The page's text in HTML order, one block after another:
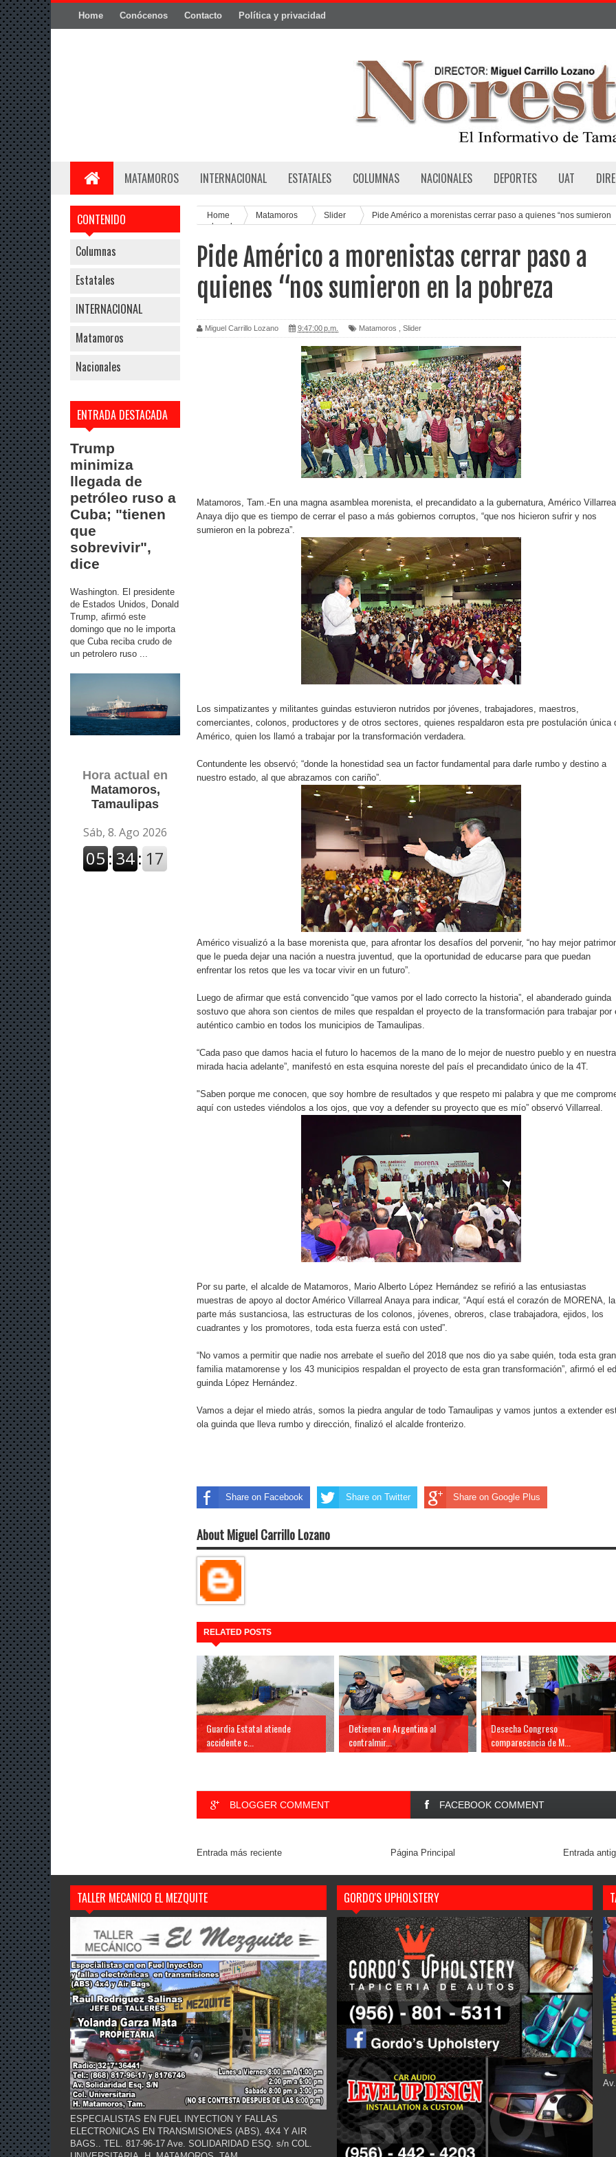
Home Conócenos Contacto Política y privacidad
MATAMOROS INTERNACIONAL ESTATALES COLUMNAS NACIONALES DEPORTES UAT
CONTENIDO
Columnas
Estatales
INTERNACIONAL
Matamoros
Nacionales
ENTRADA DESTACADA
Trump
minimiza
llegada de
petróleo ruso a
Cuba; "tienen
que
sobrevivir",
dice
Washington. El presidente
de Estados Unidos, Donald
Trump, afirmó este
domingo que no le importa
que Cuba reciba crudo de
un petrolero ruso ...
Hora actual en
Matamoros,
Tamaulipas
Home Matamoros Slider
Pide Américo a morenistas cerrar paso a quienes “nos sumieron
en la pobreza
Pide Américo a morenistas cerrar paso a
quienes “nos sumieron en la pobreza
Miguel Carrillo Lozano 9:47:00 p.m. Matamoros Slider
Matamoros, Tam.-En una magna asamblea morenista, el precandidato a la gubernatura, Américo
Anaya dijo que es tiempo de cerrar el paso a más gobiernos corruptos, “que nos hicieron sufrir y nos
sumieron en la pobreza”.
Los simpatizantes y militantes guindas estuvieron nutridos por jóvenes, trabajadores, maestros,
comerciantes, colonos, productores y de otros sectores, quienes respaldaron esta pre postulación única
Américo, quien los llamó a trabajar por la transformación verdadera.
Contundente les observó; “donde la honestidad sea un factor fundamental para darle rumbo y destino a
nuestro estado, al que abrazamos con cariño”.
Américo visualizó a la base morenista que, para afrontar los desafíos del porvenir, “no hay mejor
que le pueda dejar una nación a nuestra juventud, que la oportunidad de educarse para que puedan
enfrentar los retos que les va tocar vivir en un futuro”.
Luego de afirmar que está convencido “que vamos por el lado correcto la historia”, el abanderado guinda
sostuvo que ahora son cientos de miles que respaldan el proyecto de la transformación para trabajar por
auténtico cambio en todos los municipios de Tamaulipas.
“Cada paso que damos hacia el futuro lo hacemos de la mano de lo mejor de nuestro pueblo y en nuestra
mirada hacia adelante”, manifestó en esta esquina noreste del país el precandidato único de la 4T.
"Saben porque me conocen, que soy hombre de resultados y que respeto mi palabra y que me
aquí con ustedes viéndolos a los ojos, que voy a defender su proyecto que es mío” observó Villarreal.
Por su parte, el alcalde de Matamoros, Mario Alberto López Hernández se refirió a las entusiastas
muestras de apoyo al doctor Américo Villarreal Anaya para indicar, “Aquí está el corazón de MORENA, la
parte más sustanciosa, las estructuras de los colonos, jóvenes, obreros, clase trabajadora, ejidos, los
cuadrantes y los promotores, toda esta fuerza está con usted”.
“No vamos a permitir que nadie nos arrebate el sueño del 2018 que nos dio ya sabe quién, toda esta gran
familia matamorense y los 43 municipios respaldan el proyecto de esta gran transformación”, afirmó el
guinda López Hernández.
Vamos a dejar el miedo atrás, somos la piedra angular de todo Tamaulipas y vamos juntos a extender
ola guinda que lleva rumbo y dirección, finalizó el alcalde fronterizo.
Share on Facebook Share on Twitter Share on Google Plus
About Miguel Carrillo Lozano
RELATED POSTS
Guardia Estatal atiende
accidente c...
Detienen en Argentina al
contralmir...
Desecha Congreso
comparecencia de M...
BLOGGER COMMENT FACEBOOK COMMENT
Entrada más reciente Entrada
Página Principal
TALLER MECANICO EL MEZQUITE
ESPECIALISTAS EN FUEL INYECTION Y FALLAS
ELECTRONICAS EN TRANSMISIONES (ABS), 4X4 Y AIR
BAGS.. TEL. 817-96-17 Ave. SOLIDARIDAD ESQ. s/n COL.
GORDO'S UPHOLSTERY